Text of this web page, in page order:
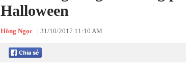
Halloween
Hồng Ngọc | 31/10/2017 11:10 AM